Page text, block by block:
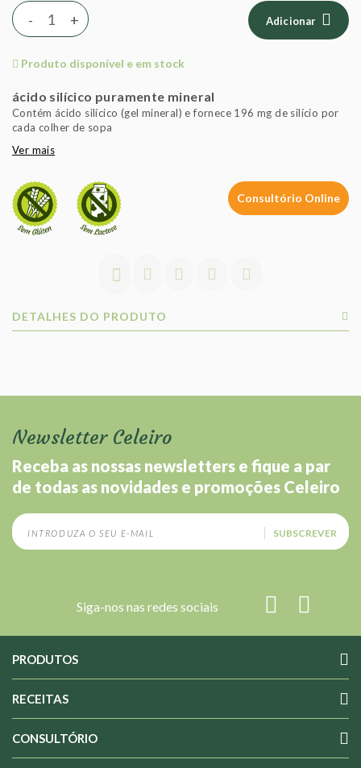
+
- Adicionar
Produto disponível e em stock
ácido silícico puramente mineral
Contém ácido silícico (gel mineral) e fornece 196 mg de silício por
cada colher de sopa
Ver mais
Consultório Online
DETALHES DO PRODUTO
Newsletter Celeiro
Receba as nossas newsletters e fique a par
de todas as novidades e promoções Celeiro
SUBSCREVER
Siga-nos nas redes sociais
PRODUTOS
RECEITAS
CONSULTÓRIO